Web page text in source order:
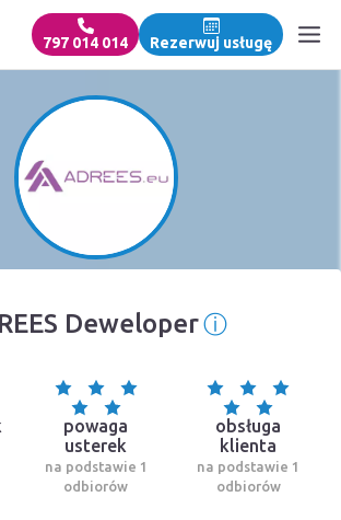
797 014 014 Rezerwuj usługę
Deweloperⓘ
powaga
usterek
na podstawie 1
odbiorów
obsługa
klienta
na podstawie 1
odbiorów